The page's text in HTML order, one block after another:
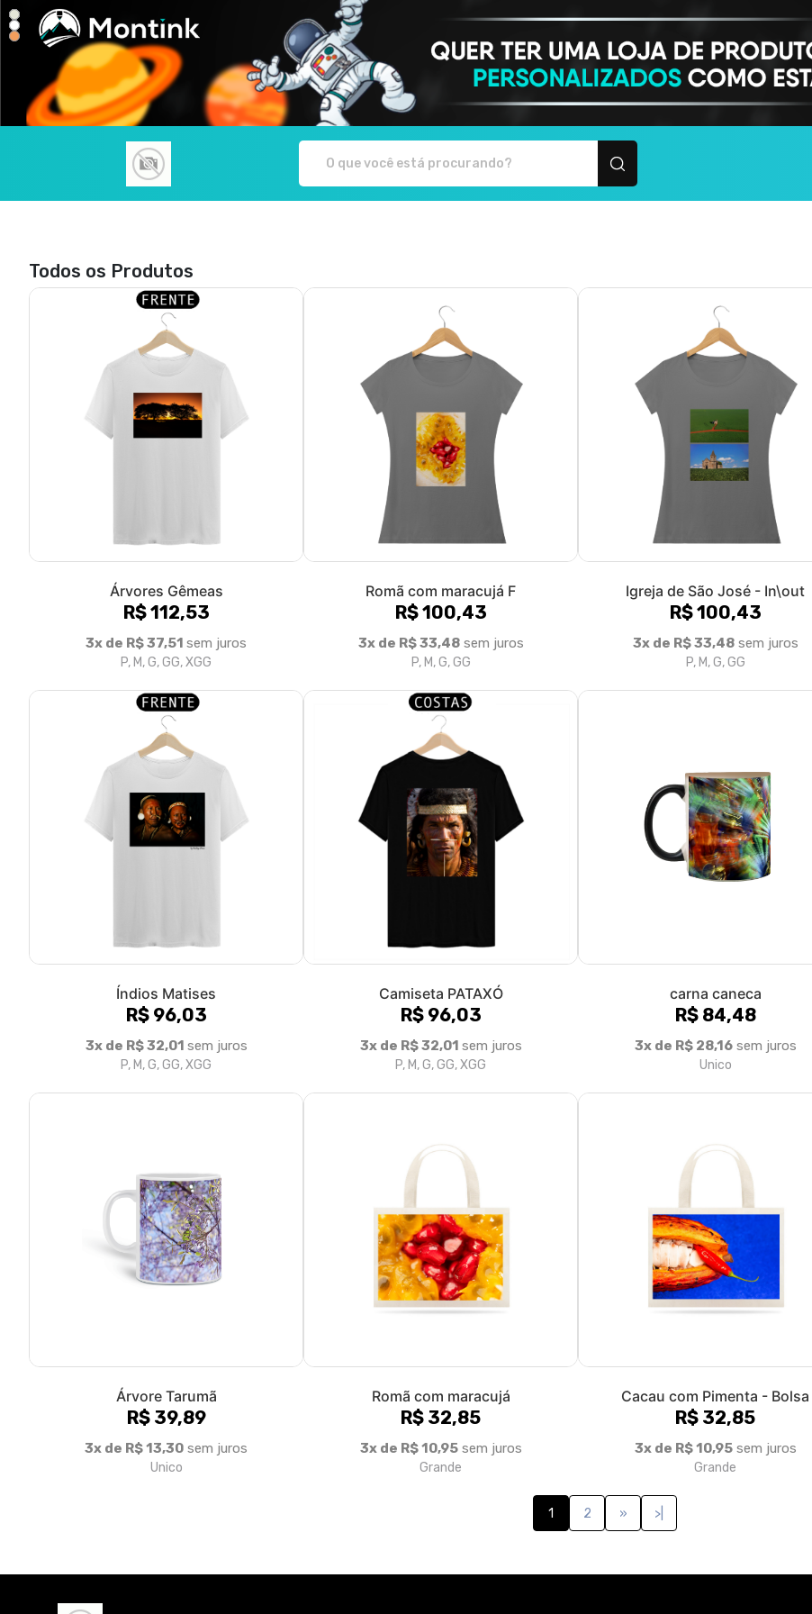
Todos os Produtos
Árvores Gêmeas
R$ 112,53
3x de R$ 37,51 sem juros
P, M, G, GG, XGG
Romã com maracujá F
R$ 100,43
3x de R$ 33,48sem juros
P, M, G, GG
Igreja de São José - In\out
R$ 100,43
3x de R$ 33,48sem juros
P, M, G, GG
Índios Matises
R$ 96,03
3x de R$ 32,01 sem juros
P, M, G, GG, XGG
Camiseta PATAXÓ
R$ 96,03
3x de R$ 32,01 sem juros
P, M, G, GG, XGG
carna caneca
R$ 84,48
3x de R$ 28,16sem juros
Unico
Árvore Tarumã
R$ 39,89
3x de R$ 13,30 sem juros
Unico
Romã com maracujá
R$ 32,85
3x de R$ 10,95sem juros
Grande
Cacau com Pimenta - Bolsa
R$ 32,85
3x de R$ 10,95sem juros
Grande
1 2 » >|